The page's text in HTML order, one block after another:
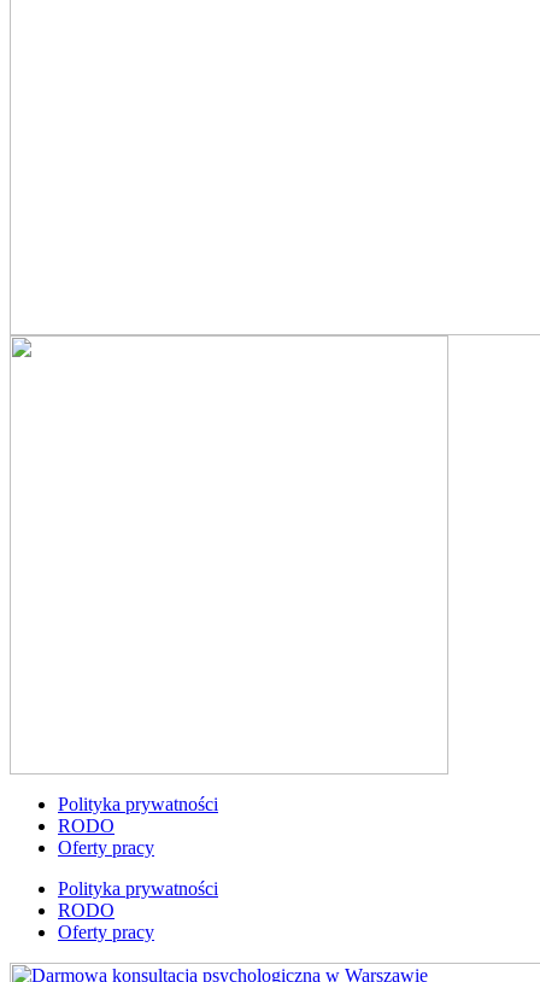
Polityka prywatności
RODO
Oferty pracy
Polityka prywatności
RODO
Oferty pracy